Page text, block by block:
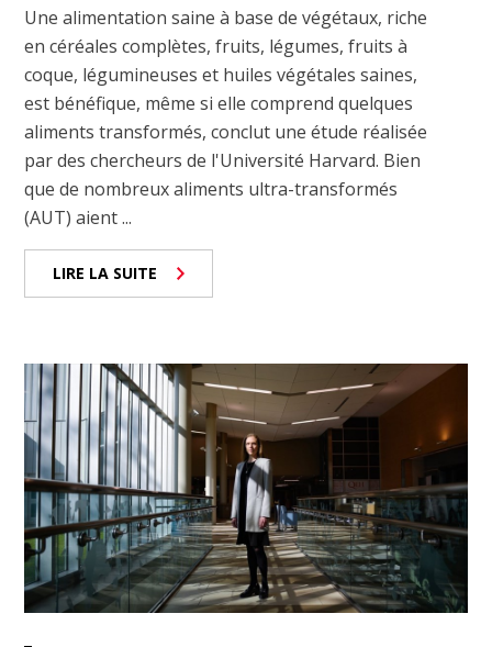
Une alimentation saine à base de végétaux, riche
en céréales complètes, fruits, légumes, fruits à
coque, légumineuses et huiles végétales saines,
est bénéfique, même si elle comprend quelques
aliments transformés, conclut une étude réalisée
par des chercheurs de l'Université Harvard. Bien
que de nombreux aliments ultra-transformés
(AUT) aient ...
LIRE LA SUITE